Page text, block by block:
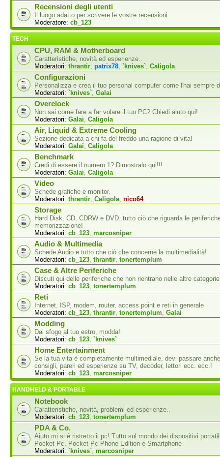
Recensioni degli utenti
Il luogo adatto per scrivere le vostre recensioni.
Moderatore: cb_123
TECH
CPU, RAM & Motherboard
Caratteristiche, novità ed esperienze..
Moderatori: thrantir, patrix78, `knives`, Caligola
Configurazioni
Personalizza e crea il tuo personal computer come l'hai sempre
Moderatori: `knives`, Galai
Overclock
Non sai come fare a far volare il tuo PC? Chiedi aiuto qui!
Moderatori: Galai, Caligola
Air, Liquid & Extreme Cooling
Sezione dedicata a chi fa del freddo una ragione di vita!
Moderatori: Galai, Caligola
Benchmark
Credi di essere il numero 1? Dimostralo qui!!!
Moderatori: Galai, Caligola
Video
Schede grafiche e monitor.
Moderatori: thrantir, Caligola, nico64
Storage
Hard Disk, CD, CDRW e DVD..tutto ciò che riguarda le
memorizzazione!
Moderatori: cb_123, marcosniper
Audio & Multimedia
Schede Audio e tutto che ciò che concerne la multimedialità!
Moderatori: cb_123, thrantir, tonertemplum
Case & Altre Periferiche
Discuti qui delle periferiche che non rientrano nelle altre
Moderatori: cb_123, tonertemplum
Reti
Internet, ISP, modem, router, access point e reti in generale
Moderatori: cb_123, thrantir, tonertemplum, Galai
Modding
Dai sfogo al tuo estro, modda!
Moderatori: cb_123, `knives`
Home Entertainment
Se la tua vita è completamente multimediale, devi passare
consigli, pareri ed esperienze su TV, decoder, lettori ecc. ecc.!
Moderatori: cb_123, marcosniper
HANDHELD & PORTABLE
Notebook
Caratteristiche, novità, problemi ed esperienze..
Moderatori: cb_123, tonertemplum
PDA & Co.
Aiuto mi si è ristretto il pc! Tutto sul mondo dei dispositivi
Pocket Pc, Pocket Pc Phone Edition e Smartphone
Moderatori: `knives`, marcosniper